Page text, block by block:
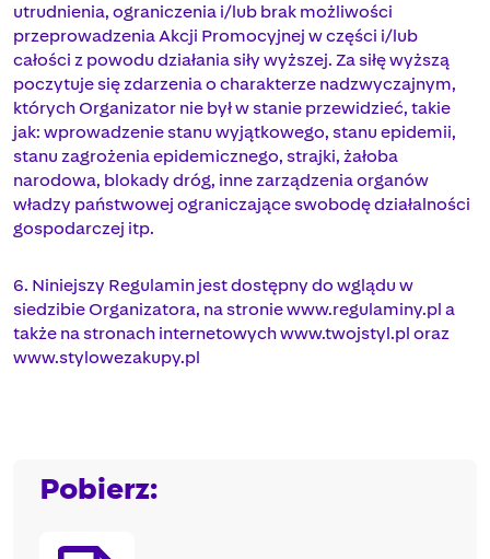
utrudnienia, ograniczenia i/lub brak możliwości
przeprowadzenia Akcji Promocyjnej w części i/lub
całości z powodu działania siły wyższej. Za siłę wyższą
poczytuje się zdarzenia o charakterze nadzwyczajnym,
których Organizator nie był w stanie przewidzieć, takie
jak: wprowadzenie stanu wyjątkowego, stanu epidemii,
stanu zagrożenia epidemicznego, strajki, żałoba
narodowa, blokady dróg, inne zarządzenia organów
władzy państwowej ograniczające swobodę działalności
gospodarczej itp.
6. Niniejszy Regulamin jest dostępny do wglądu w
siedzibie Organizatora, na stronie www.regulaminy.pl a
także na stronach internetowych www.twojstyl.pl oraz
www.stylowezakupy.pl
Pobierz: